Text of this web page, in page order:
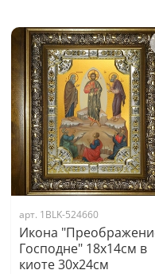
арт. 1BLK-524660
Икона
Господне" 18х14см в
киоте 30х24см